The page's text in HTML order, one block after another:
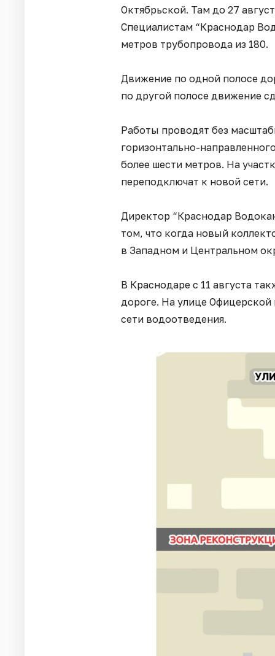
Октябрьской. Там до 27
Специалистам “Краснодар
метров трубопровода из 180.
Движение по одной полосе
по другой полосе движение
Работы проводят без
горизонтально-
более шести метров. На
переподключат к новой сети.
Директор “Краснодар
том, что когда новый
в Западном и Центральном
В Краснодаре с 11 августа
дороге. На улице Офицерской
сети водоотведения.